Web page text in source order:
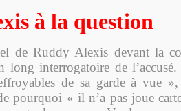
à la question
de Ruddy Alexis devant la
long interrogatoire de
de sa garde à vue
pourquoi « il n’a pas joue